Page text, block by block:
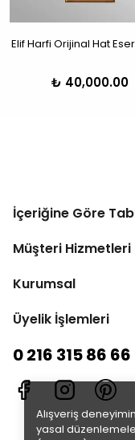
Alışveriş
yasal
Elif Harfi Orijinal Hat
₺ 40,000.00
İçeriğine Göre
Müşteri Hizmetleri
Kurumsal
Üyelik İşlemleri
0 216 315 86 66